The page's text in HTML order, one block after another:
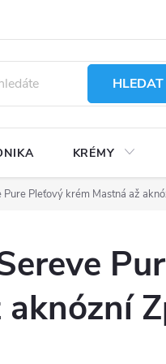
HLEDAT
KRÉMY
Pure Pleťový krém Mastná až
aknózní